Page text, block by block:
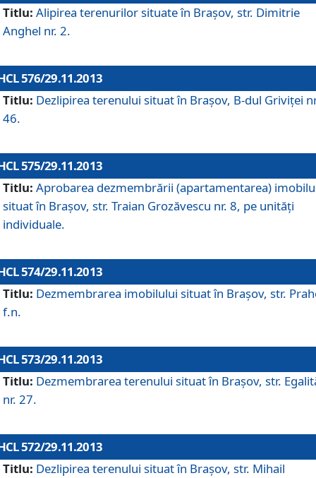
Titlu: Alipirea terenurilor situate în Braşov, str. Dimitrie
Anghel nr. 2.
576/29.11.2013
Titlu: Dezlipirea terenului situat în Braşov, B-dul Griviţei
46.
575/29.11.2013
Titlu: Aprobarea dezmembrării (apartamentarea)
situat în Braşov, str. Traian Grozăvescu nr. 8, pe unităţi
individuale.
574/29.11.2013
Titlu: Dezmembrarea imobilului situat în Braşov, str.
f.n.
573/29.11.2013
Titlu: Dezmembrarea terenului situat în Braşov, str.
nr. 27.
572/29.11.2013
Titlu: Dezlipirea terenului situat în Braşov, str. Mihail